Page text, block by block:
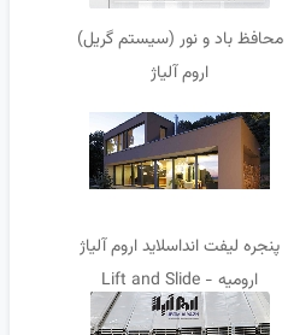
محافظ باد و نور (سیستم گریل)
اروم آلیاژ
پنجره لیفت انداسلاید اروم آلیاژ
ارومیه - Lift and Slide